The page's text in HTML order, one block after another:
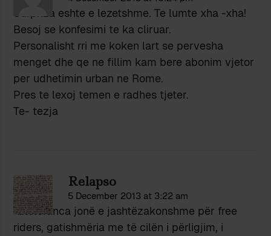
Surpriza eshte e lezetshme. Te lumte xha -xha!
Besoj se konfesimi te ka cliruar.
Personalisht rri me koken lart se pervesha
menget dhe qe ne fillim kam bere abonim vjetor
per udhetimin urban ne Rome.
Pres te lexoj temen e radhes tjeter.
Te- tezja
Relapso
5 December 2013 at 3:22 am
“…toleranca jonë e jashtëzakonshme për free
riders, gatishmëria me të cilën i përligjim, i